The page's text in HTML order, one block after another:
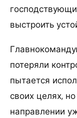
выстроить
потеряли
пытается
своих целях,
направлении